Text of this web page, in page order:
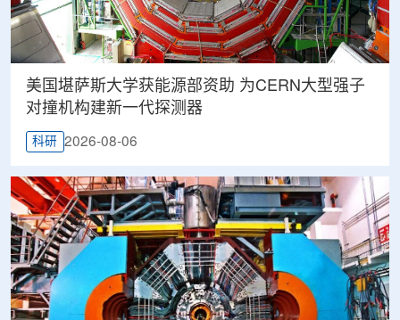
美国堪萨斯大学获能源部资助 为CERN大型强子
对撞机构建新一代探测器
科研 2026-08-06